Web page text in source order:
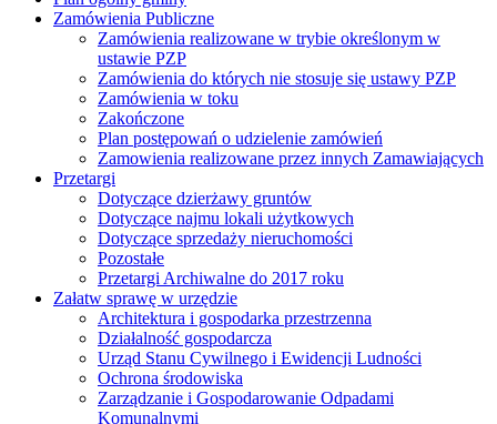
Zamówienia Publiczne
Zamówienia realizowane w trybie określonym w
ustawie PZP
Zamówienia do których nie stosuje się ustawy PZP
Zamówienia w toku
Zakończone
Plan postępowań o udzielenie zamówień
Zamowienia realizowane przez innych Zamawiających
Przetargi
Dotyczące dzierżawy gruntów
Dotyczące najmu lokali użytkowych
Dotyczące sprzedaży nieruchomości
Pozostałe
Przetargi Archiwalne do 2017 roku
Załatw sprawę w urzędzie
Architektura i gospodarka przestrzenna
Działalność gospodarcza
Urząd Stanu Cywilnego i Ewidencji Ludności
Ochrona środowiska
Zarządzanie i Gospodarowanie Odpadami
Komunalnymi